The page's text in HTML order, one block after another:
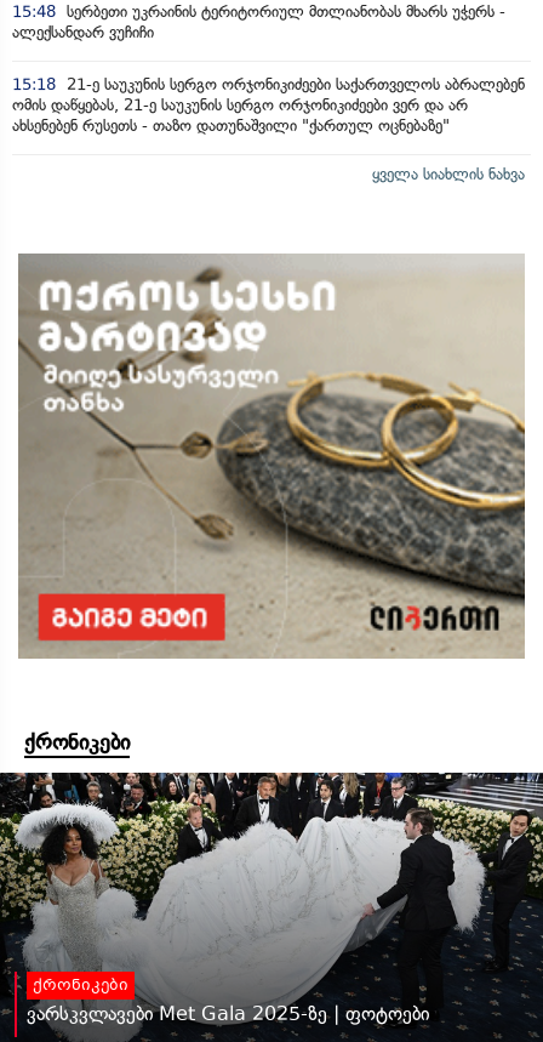
15:48 სერბეთი უკრაინის ტერიტორიულ მთლიანობას მხარს უჭერს -
ალექსანდარ ვუჩიჩი
15:18
21-ე საუკუნის სერგო ორჯონიკიძეები საქართველოს აბრალებენ
ომის დაწყებას, 21-ე საუკუნის სერგო ორჯონიკიძეები ვერ და არ
ახსენებენ რუსეთს - თაზო დათუნაშვილი "ქართულ ოცნებაზე"
ყველა სიახლის ნახვა
ქრონიკები
ქრონიკები
ვარსკვლავები Met Gala 2025-ზე | ფოტოები